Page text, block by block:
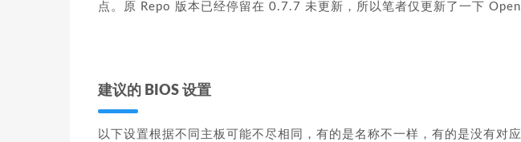
点。原 Repo 版本已经停留在 0.7.7 未更新，所以笔者仅更新了一下
建议的 BIOS 设置
以下设置根据不同主板可能不尽相同，有的是名称不一样，有的是没有对